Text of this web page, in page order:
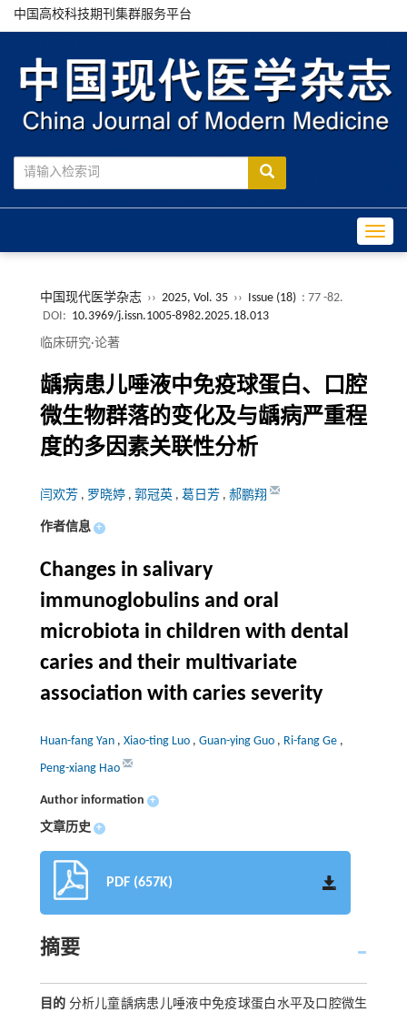
中国高校科技期刊集群服务平台
中国现代医学杂志 ›› 2025, Vol. 35 ›› Issue (18) : 77 -82.
DOI: 10.3969/j.issn.1005-8982.2025.18.013
临床研究·论著
龋病患儿唾液中免疫球蛋白、口腔
微生物群落的变化及与龋病严重程
度的多因素关联性分析
闫欢芳 , 罗晓婷 , 郭冠英 , 葛日芳 , 郝鹏翔
作者信息 +
Changes in salivary
immunoglobulins and oral
microbiota in children with dental
caries and their multivariate
association with caries severity
Huan-fang Yan , Xiao-ting Luo , Guan-ying Guo , Ri-fang Ge ,
Peng-xiang Hao
Author information +
文章历史 +
PDF (657K)
摘要
目的 分析儿童龋病患儿唾液中免疫球蛋白水平及口腔微生